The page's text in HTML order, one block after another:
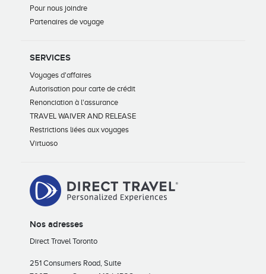
Pour nous joindre
Partenaires de voyage
SERVICES
Voyages d'affaires
Autorisation pour carte de crédit
Renonciation à l'assurance
TRAVEL WAIVER AND RELEASE
Restrictions liées aux voyages
Virtuoso
Nos adresses
Direct Travel Toronto
251 Consumers Road, Suite